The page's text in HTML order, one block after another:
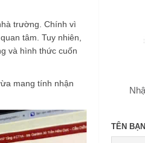
trường. Chính vì
tâm. Tuy nhiên,
và hình thức cuốn
mang tính nhận
TÊN BẠN